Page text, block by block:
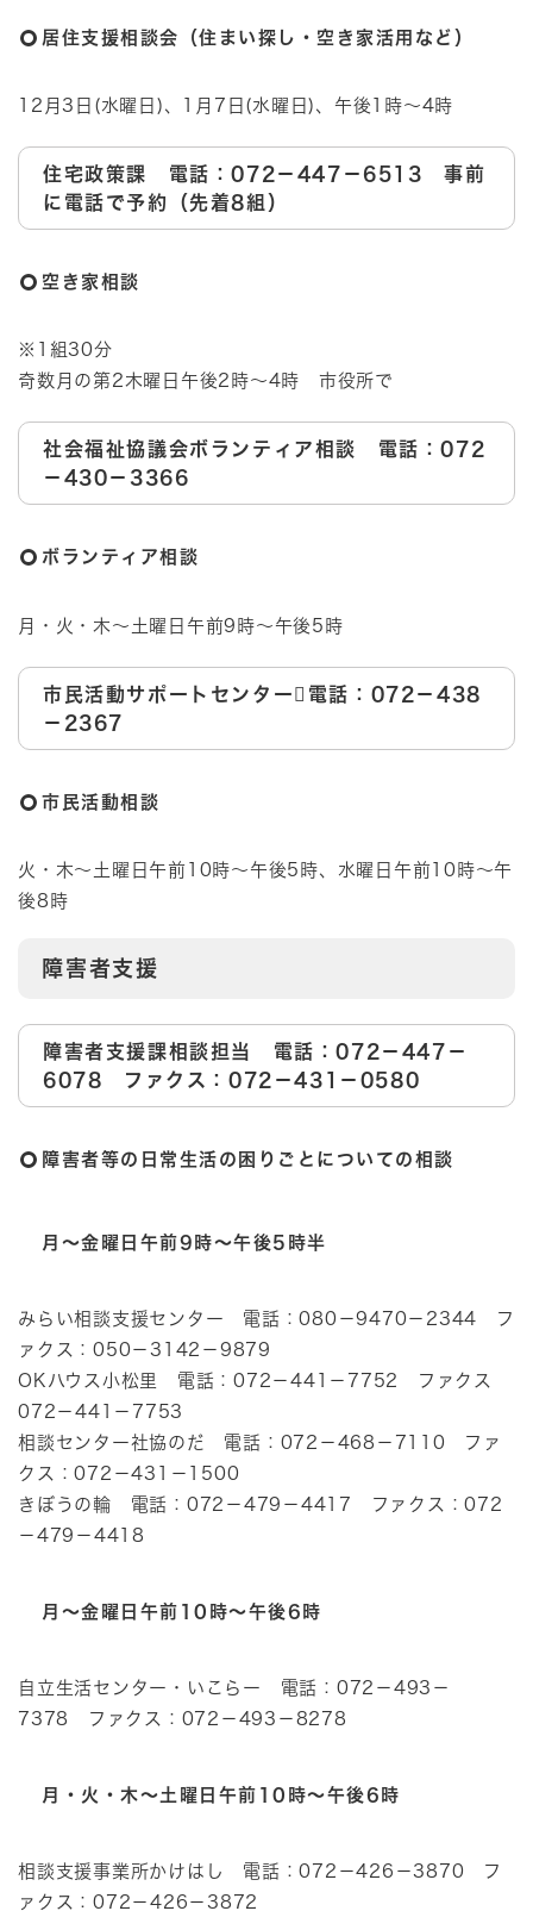
居住支援相談会（住まい探し・空き家活用など）
12月3日(水曜日)、1月7日(水曜日)、午後1時～4時
住宅政策課 電話：072－447－6513 事前
に電話で予約（先着8組）
空き家相談
※1組30分
奇数月の第2木曜日午後2時～4時 市役所で
社会福祉協議会ボランティア相談 電話：072
－430－3366
ボランティア相談
月・火・木～土曜日午前9時～午後5時
市民活動サポートセンター電話：072－438
－2367
市民活動相談
火・木～土曜日午前10時～午後5時、水曜日午前10時～午
後8時
​障害者支援
障害者支援課相談担当 電話：072－447－
6078 ファクス：072－431－0580
障害者等の日常生活の困りごとについての相談
月～金曜日午前9時～午後5時半
みらい相談支援センター 電話：080－9470－2344 フ
ァクス：050－3142－9879
OKハウス小松里 電話：072－441－7752 ファクス
072－441－7753
相談センター社協のだ 電話：072－468－7110 ファ
クス：072－431－1500
きぼうの輪 電話：072－479－4417 ファクス：072
－479－4418
月～金曜日午前10時～午後6時
自立生活センター・いこらー 電話：072－493－
7378 ファクス：072－493－8278
月・火・木～土曜日午前10時～午後6時
相談支援事業所かけはし 電話：072－426－3870 フ
ァクス：072－426－3872